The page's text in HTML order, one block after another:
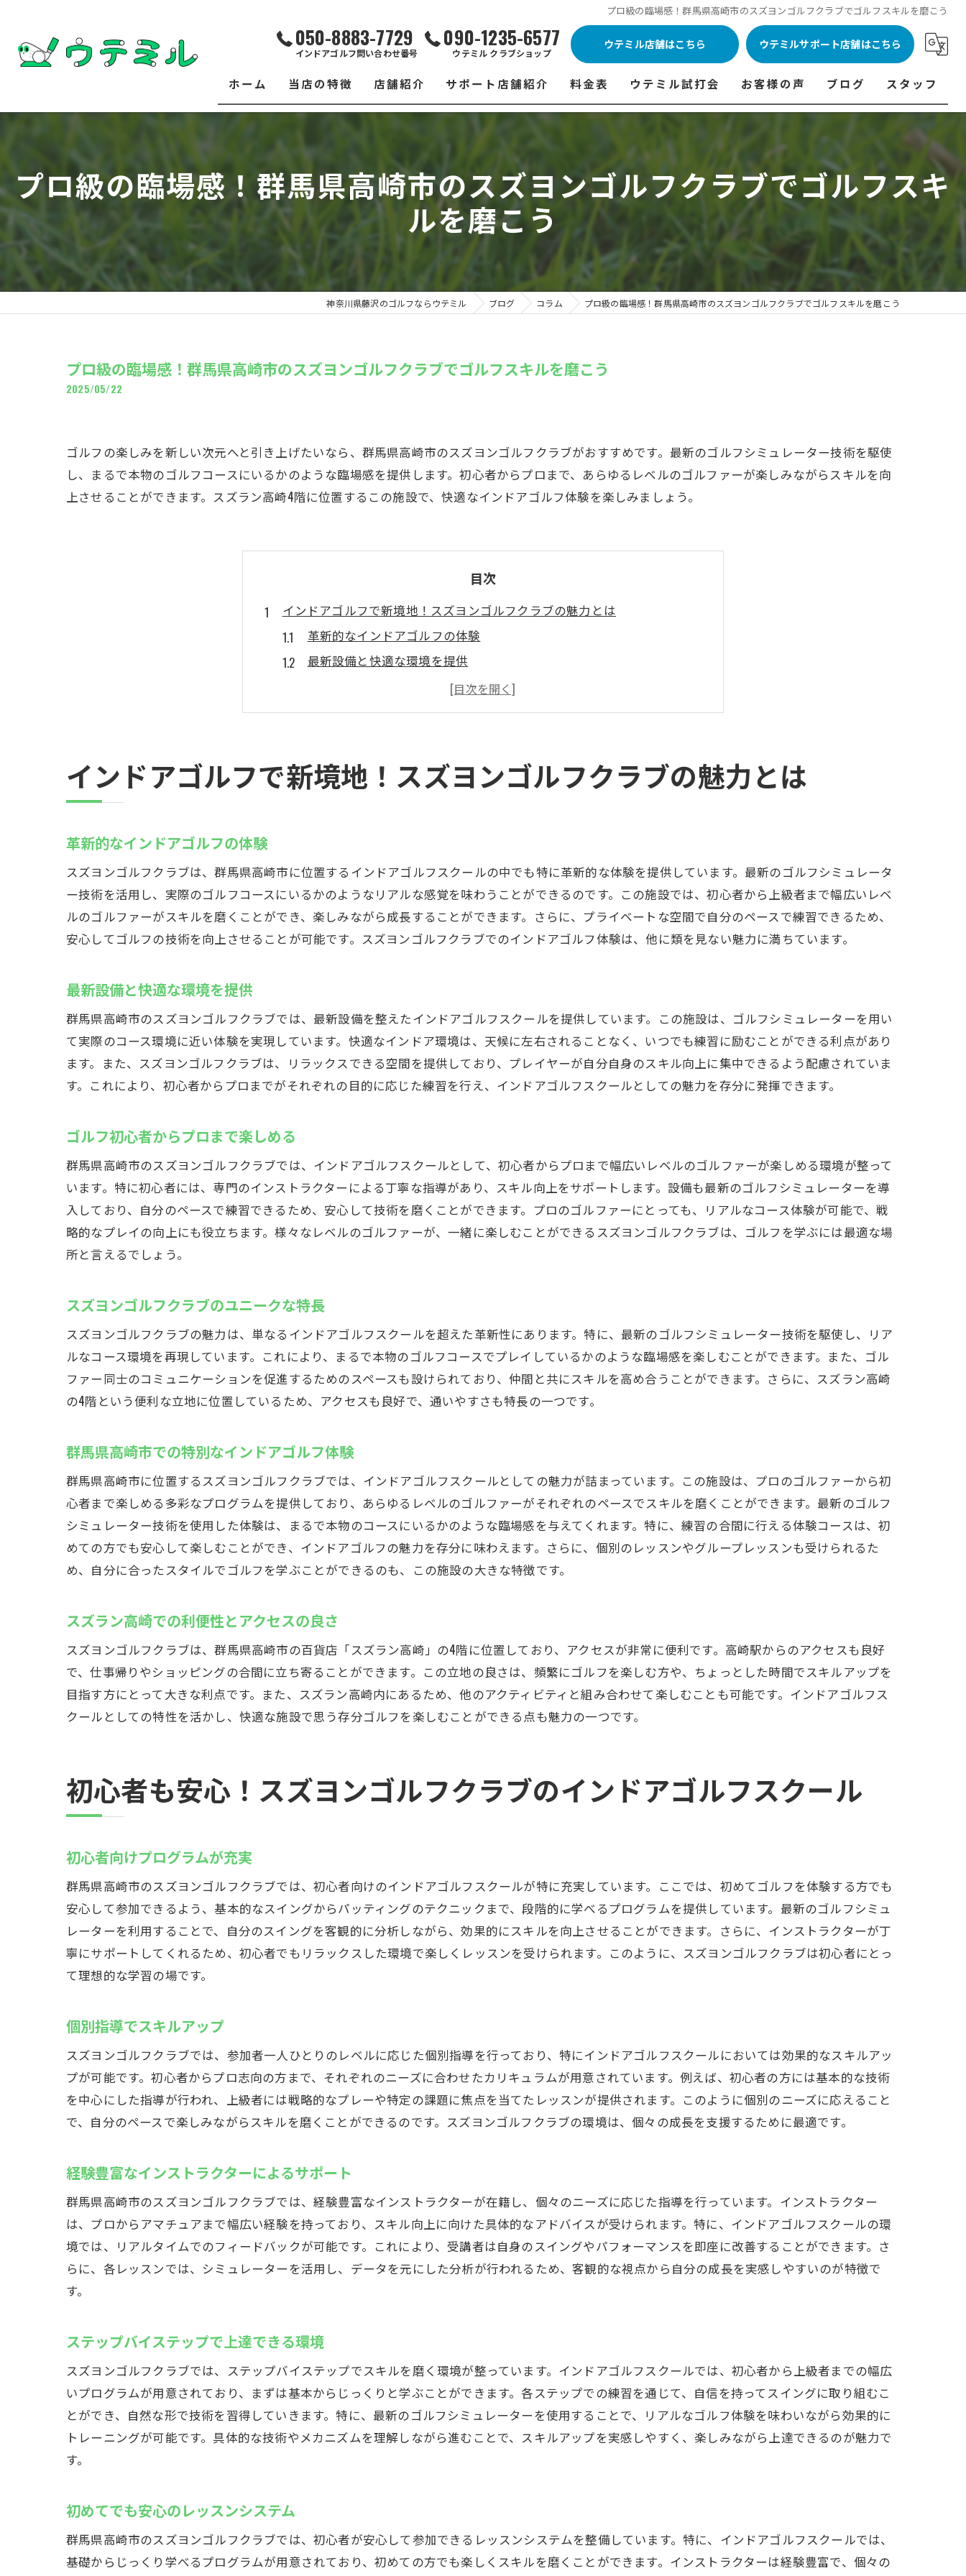
プロ級の臨場感！群馬県高崎市のスズヨンゴルフクラブでゴルフスキルを磨こう
050-8883-7729
インドアゴルフ問い合わせ番号
090-1235-6577
ウテミル クラブショップ
ウテミル店舗はこちら ウテミルサポート店舗はこちら
ホーム 当店の特徴
練習場
フィッティング
クラブショップ
店舗紹介
ウテミル 浦安駅前店
市原インドアゴルフ
ウテミルスクール高崎店
サポート店舗紹介
シミュレーションゴルフ Caddy
スズヨンゴルフクラブ(SUZU4-GOLFCLUB)
料金表
浦安駅前店 料金表
市原インドアゴルフ 料金表
ウテミルスクール高崎店 料金表
サポート店舗 料金表
シミュレーションゴルフ Caddy 料金表
Golfet亀有店 料金表
ウテミル試打会
ウテミル試打会とは・・・
ウテミル試打会日程
フィッテイング・試打会 商品ラインナップ一覧
よくある質問
試打会開催受付
お客様の声
フィッテイング・試打会参加者の声
ブログ スタッフ
代表あいさつ
プロ級の臨場感！群馬県高崎市のスズヨンゴルフクラブでゴルフスキ
ルを磨こう
神奈川県藤沢のゴルフならウテミル ブログ コラム プロ級の臨場感！群馬県高崎市のスズヨンゴルフクラブでゴルフスキルを磨こう
プロ級の臨場感！群馬県高崎市のスズヨンゴルフクラブでゴルフスキルを磨こう
2025/05/22
ゴルフの楽しみを新しい次元へと引き上げたいなら、群馬県高崎市のスズヨンゴルフクラブがおすすめです。最新のゴルフシミュレーター技術を駆使
し、まるで本物のゴルフコースにいるかのような臨場感を提供します。初心者からプロまで、あらゆるレベルのゴルファーが楽しみながらスキルを向
上させることができます。スズラン高崎4階に位置するこの施設で、快適なインドアゴルフ体験を楽しみましょう。
目次
インドアゴルフで新境地！スズヨンゴルフクラブの魅力とは
革新的なインドアゴルフの体験
最新設備と快適な環境を提供
ゴルフ初心者からプロまで楽しめる
スズヨンゴルフクラブのユニークな特長
スズラン高崎での利便性とアクセスの良さ
初心者も安心！スズヨンゴルフクラブのインドアゴルフスクール
ステップバイステップで上達できる環境
初めてでも安心のレッスンシステム
ゴルフの基本を楽しく学べるコース
シミュレータでスイングを分析
プロも愛用する高精度システム
初心者でも使いやすい操作性
ゴルフ技術を効率的に磨く
高崎市で体験する本格的なインドアゴルフ
スズヨンゴルフクラブが提供する本格派の魅力
雨の日でも安心のインドア施設
アクセスしやすい立地で気軽に訪問
最新設備で快適にゴルフを楽しむ
プロゴルファーも推薦！スズヨンゴルフクラブの特別な体験
プロゴルファーが選ぶ理由
特別な技術を学べるプログラム
プロ仕様の設備で上達をアシスト
特別なイベントやセッションの開催
雨の日でも楽しめる！スズヨンゴルフクラブの魅力
全天候型のゴルフ施設
雨の日でも快適に練習可能
天候に左右されないプレイ環境
雨の日の過ごし方に最適なプラン
家族や友人と楽しむインドアゴルフ
インストラクターと一緒にスキルアップ！スズヨンゴルフクラブのレッスン
個別指導で効率的に上達
インストラクターの豊富な知識を活用
初心者から上級者まで対応可能なカリキュラム
ゴルフ愛好者が集うコミュニティ
新しいゴルフ体験を提供する設備
ゴルフの楽しさを再発見する場
インドアゴルフで新境地！スズヨンゴルフクラブの魅力とは
革新的なインドアゴルフの体験
スズヨンゴルフクラブは、群馬県高崎市に位置するインドアゴルフスクールの中でも特に革新的な体験を提供しています。最新のゴルフシミュレータ
ー技術を活用し、実際のゴルフコースにいるかのようなリアルな感覚を味わうことができるのです。この施設では、初心者から上級者まで幅広いレベ
ルのゴルファーがスキルを磨くことができ、楽しみながら成長することができます。さらに、プライベートな空間で自分のペースで練習できるため、
安心してゴルフの技術を向上させることが可能です。スズヨンゴルフクラブでのインドアゴルフ体験は、他に類を見ない魅力に満ちています。
最新設備と快適な環境を提供
群馬県高崎市のスズヨンゴルフクラブでは、最新設備を整えたインドアゴルフスクールを提供しています。この施設は、ゴルフシミュレーターを用い
て実際のコース環境に近い体験を実現しています。快適なインドア環境は、天候に左右されることなく、いつでも練習に励むことができる利点があり
ます。また、スズヨンゴルフクラブは、リラックスできる空間を提供しており、プレイヤーが自分自身のスキル向上に集中できるよう配慮されていま
す。これにより、初心者からプロまでがそれぞれの目的に応じた練習を行え、インドアゴルフスクールとしての魅力を存分に発揮できます。
ゴルフ初心者からプロまで楽しめる
群馬県高崎市のスズヨンゴルフクラブでは、インドアゴルフスクールとして、初心者からプロまで幅広いレベルのゴルファーが楽しめる環境が整って
います。特に初心者には、専門のインストラクターによる丁寧な指導があり、スキル向上をサポートします。設備も最新のゴルフシミュレーターを導
入しており、自分のペースで練習できるため、安心して技術を磨くことができます。プロのゴルファーにとっても、リアルなコース体験が可能で、戦
略的なプレイの向上にも役立ちます。様々なレベルのゴルファーが、一緒に楽しむことができるスズヨンゴルフクラブは、ゴルフを学ぶには最適な場
所と言えるでしょう。
スズヨンゴルフクラブのユニークな特長
スズヨンゴルフクラブの魅力は、単なるインドアゴルフスクールを超えた革新性にあります。特に、最新のゴルフシミュレーター技術を駆使し、リア
ルなコース環境を再現しています。これにより、まるで本物のゴルフコースでプレイしているかのような臨場感を楽しむことができます。また、ゴル
ファー同士のコミュニケーションを促進するためのスペースも設けられており、仲間と共にスキルを高め合うことができます。さらに、スズラン高崎
の4階という便利な立地に位置しているため、アクセスも良好で、通いやすさも特長の一つです。
群馬県高崎市での特別なインドアゴルフ体験
群馬県高崎市に位置するスズヨンゴルフクラブでは、インドアゴルフスクールとしての魅力が詰まっています。この施設は、プロのゴルファーから初
心者まで楽しめる多彩なプログラムを提供しており、あらゆるレベルのゴルファーがそれぞれのペースでスキルを磨くことができます。最新のゴルフ
シミュレーター技術を使用した体験は、まるで本物のコースにいるかのような臨場感を与えてくれます。特に、練習の合間に行える体験コースは、初
めての方でも安心して楽しむことができ、インドアゴルフの魅力を存分に味わえます。さらに、個別のレッスンやグループレッスンも受けられるた
め、自分に合ったスタイルでゴルフを学ぶことができるのも、この施設の大きな特徴です。
スズラン高崎での利便性とアクセスの良さ
スズヨンゴルフクラブは、群馬県高崎市の百貨店「スズラン高崎」の4階に位置しており、アクセスが非常に便利です。高崎駅からのアクセスも良好
で、仕事帰りやショッピングの合間に立ち寄ることができます。この立地の良さは、頻繁にゴルフを楽しむ方や、ちょっとした時間でスキルアップを
目指す方にとって大きな利点です。また、スズラン高崎内にあるため、他のアクティビティと組み合わせて楽しむことも可能です。インドアゴルフス
クールとしての特性を活かし、快適な施設で思う存分ゴルフを楽しむことができる点も魅力の一つです。
初心者も安心！スズヨンゴルフクラブのインドアゴルフスクール
初心者向けプログラムが充実
群馬県高崎市のスズヨンゴルフクラブでは、初心者向けのインドアゴルフスクールが特に充実しています。ここでは、初めてゴルフを体験する方でも
安心して参加できるよう、基本的なスイングからパッティングのテクニックまで、段階的に学べるプログラムを提供しています。最新のゴルフシミュ
レーターを利用することで、自分のスイングを客観的に分析しながら、効果的にスキルを向上させることができます。さらに、インストラクターが丁
寧にサポートしてくれるため、初心者でもリラックスした環境で楽しくレッスンを受けられます。このように、スズヨンゴルフクラブは初心者にとっ
て理想的な学習の場です。
個別指導でスキルアップ
スズヨンゴルフクラブでは、参加者一人ひとりのレベルに応じた個別指導を行っており、特にインドアゴルフスクールにおいては効果的なスキルアッ
プが可能です。初心者からプロ志向の方まで、それぞれのニーズに合わせたカリキュラムが用意されています。例えば、初心者の方には基本的な技術
を中心にした指導が行われ、上級者には戦略的なプレーや特定の課題に焦点を当てたレッスンが提供されます。このように個別のニーズに応えること
で、自分のペースで楽しみながらスキルを磨くことができるのです。スズヨンゴルフクラブの環境は、個々の成長を支援するために最適です。
経験豊富なインストラクターによるサポート
群馬県高崎市のスズヨンゴルフクラブでは、経験豊富なインストラクターが在籍し、個々のニーズに応じた指導を行っています。インストラクター
は、プロからアマチュアまで幅広い経験を持っており、スキル向上に向けた具体的なアドバイスが受けられます。特に、インドアゴルフスクールの環
境では、リアルタイムでのフィードバックが可能です。これにより、受講者は自身のスイングやパフォーマンスを即座に改善することができます。さ
らに、各レッスンでは、シミュレーターを活用し、データを元にした分析が行われるため、客観的な視点から自分の成長を実感しやすいのが特徴で
す。
ステップバイステップで上達できる環境
スズヨンゴルフクラブでは、ステップバイステップでスキルを磨く環境が整っています。インドアゴルフスクールでは、初心者から上級者までの幅広
いプログラムが用意されており、まずは基本からじっくりと学ぶことができます。各ステップでの練習を通じて、自信を持ってスイングに取り組むこ
とができ、自然な形で技術を習得していきます。特に、最新のゴルフシミュレーターを使用することで、リアルなゴルフ体験を味わいながら効果的に
トレーニングが可能です。具体的な技術やメカニズムを理解しながら進むことで、スキルアップを実感しやすく、楽しみながら上達できるのが魅力で
す。
初めてでも安心のレッスンシステム
群馬県高崎市のスズヨンゴルフクラブでは、初心者が安心して参加できるレッスンシステムを整備しています。特に、インドアゴルフスクールでは、
基礎からじっくり学べるプログラムが用意されており、初めての方でも楽しくスキルを磨くことができます。インストラクターは経験豊富で、個々の